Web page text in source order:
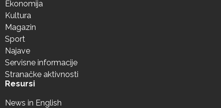
Ekonomija
Kultura
Magazin
Sport
Najave
Servisne informacije
Stranačke aktivnosti
Resursi
News in English